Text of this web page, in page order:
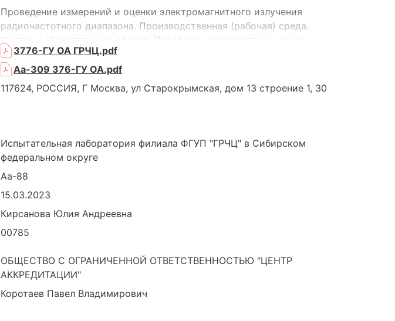
Проведение измерений и оценки электромагнитного излучения
радиочастотного диапазона. Производственная (рабочая) среда.
Жилые и общественные здания. Передающие радиотехнические
объекты
3776-ГУ ОА ГРЧЦ.pdf
Аа-309 376-ГУ ОА.pdf
117624, РОССИЯ, Г Москва, ул Старокрымская, дом 13 строение 1, 30
Испытательная лаборатория филиала ФГУП "ГРЧЦ" в Сибирском
федеральном округе
Аа-88
15.03.2023
Кирсанова Юлия Андреевна
00785
ОБЩЕСТВО С ОГРАНИЧЕННОЙ ОТВЕТСТВЕННОСТЬЮ "ЦЕНТР
АККРЕДИТАЦИИ"
Коротаев Павел Владимирович